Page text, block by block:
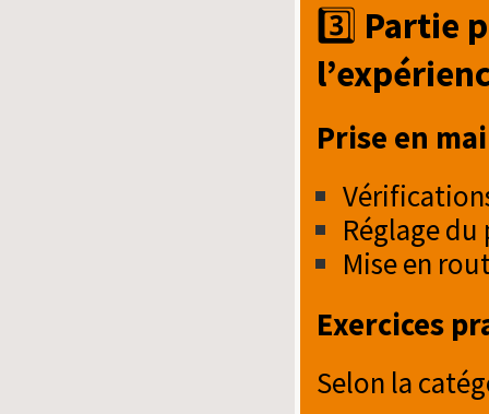
3️⃣ Partie
Prise en
Réglage
Mise en
Exercices
Selon la